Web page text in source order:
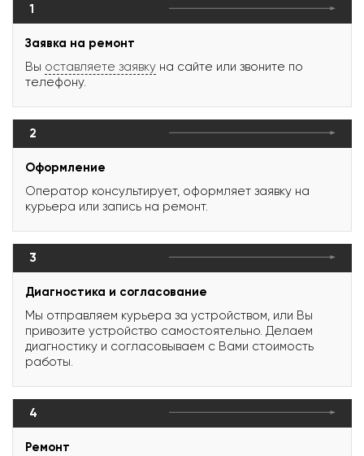
1
Заявка на ремонт
Вы оставляете заявку на сайте или звоните по
телефону.
2
Оформление
Оператор консультирует, оформляет заявку на
курьера или запись на ремонт.
3
Диагностика и согласование
Мы отправляем курьера за устройством, или Вы
привозите устройство самостоятельно. Делаем
диагностику и согласовываем с Вами стоимость
работы.
4
Ремонт